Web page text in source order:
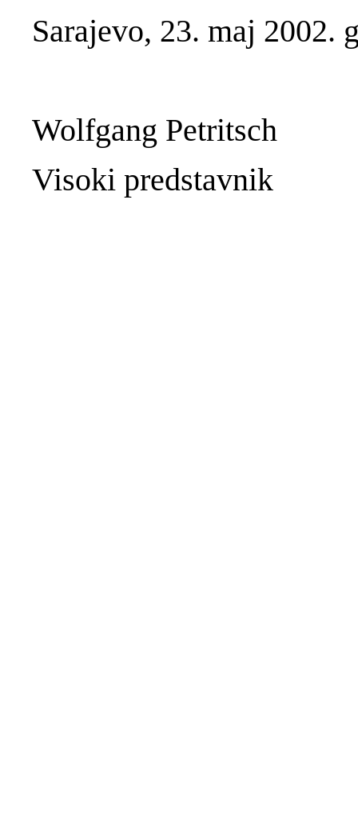
Sarajevo, 23. maj 2002.
Wolfgang Petritsch
Visoki predstavnik